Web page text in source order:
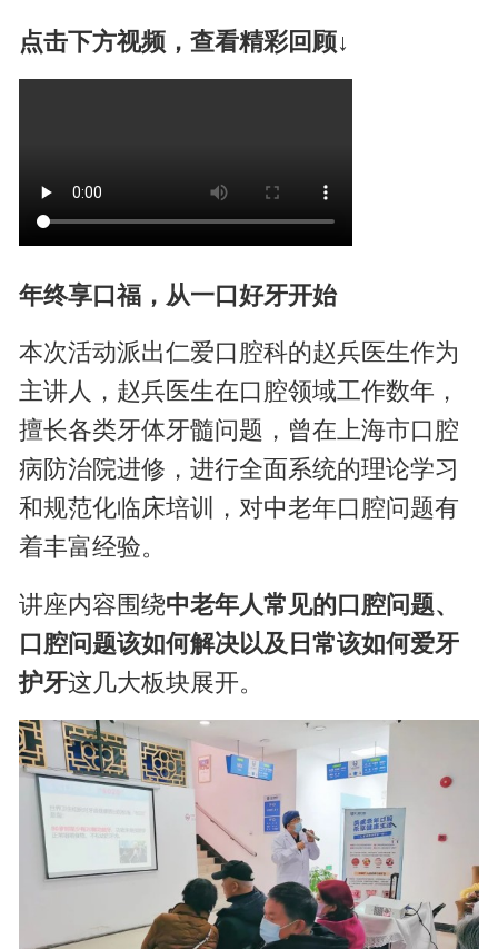
点击下方视频，查看精彩回顾↓
年终享口福，从一口好牙开始
本次活动派出仁爱口腔科的赵兵医生作为
主讲人，赵兵医生在口腔领域工作数年，
擅长各类牙体牙髓问题，曾在上海市口腔
病防治院进修，进行全面系统的理论学习
和规范化临床培训，对中老年口腔问题有
着丰富经验。
讲座内容围绕中老年人常见的口腔问题、
口腔问题该如何解决以及日常该如何爱牙
护牙这几大板块展开。